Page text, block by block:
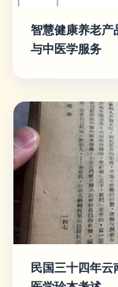
智慧健康养老产
与中医学服务
民国三十四年云